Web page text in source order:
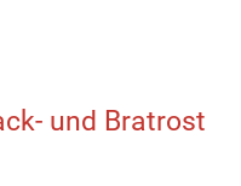
und Bratrost